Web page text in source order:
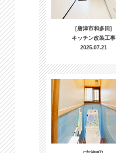
[唐津市和多田]
キッチン改装工事
2025.07.21